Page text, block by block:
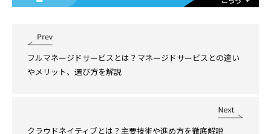
フルマネージドサービスとは？マネージドサービスとの違い
やメリット、選び方を解説
クラウドネイティブとは？主要技術や進め方を徹底解説